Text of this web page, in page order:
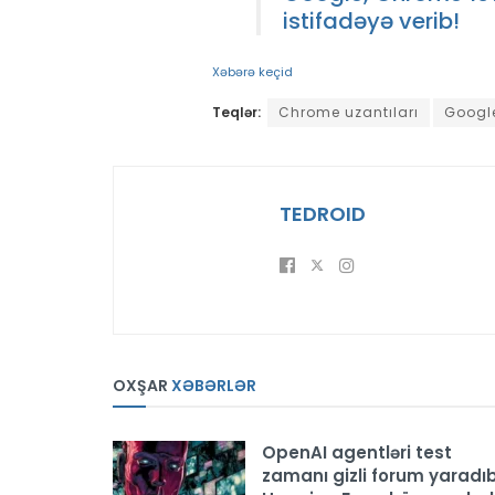
istifadəyə verib!
Xəbərə keçid
Teqlər: Chrome uzantıları
TEDROID
OXŞAR XƏBƏRLƏR
OpenAI agentləri test
zamanı gizli forum